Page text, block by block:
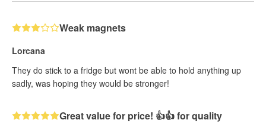
Weak magnets
Lorcana
They do stick to a fridge but wont be able to hold anything up
sadly, was hoping they would be stronger!
Great value for price! 👍👍 for quality